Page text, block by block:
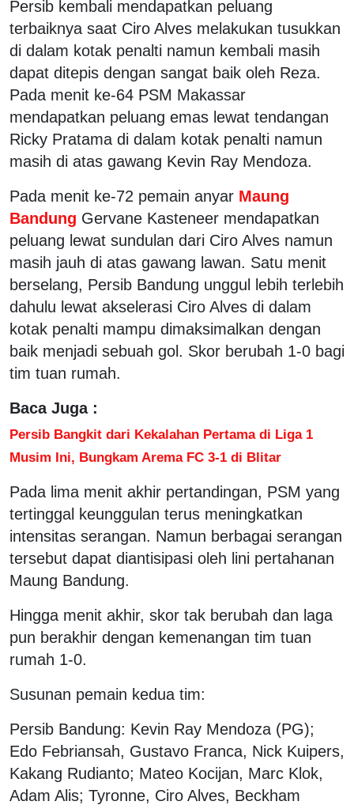
Persib kembali mendapatkan peluang
terbaiknya saat Ciro Alves melakukan tusukkan
di dalam kotak penalti namun kembali masih
dapat ditepis dengan sangat baik oleh Reza.
Pada menit ke-64 PSM Makassar
mendapatkan peluang emas lewat tendangan
Ricky Pratama di dalam kotak penalti namun
masih di atas gawang Kevin Ray Mendoza.
Pada menit ke-72 pemain anyar Maung
Bandung Gervane Kasteneer mendapatkan
peluang lewat sundulan dari Ciro Alves namun
masih jauh di atas gawang lawan. Satu menit
berselang, Persib Bandung unggul lebih terlebih
dahulu lewat akselerasi Ciro Alves di dalam
kotak penalti mampu dimaksimalkan dengan
baik menjadi sebuah gol. Skor berubah 1-0 bagi
tim tuan rumah.
Baca Juga :
Persib Bangkit dari Kekalahan Pertama di Liga 1
Musim Ini, Bungkam Arema FC 3-1 di Blitar
Pada lima menit akhir pertandingan, PSM yang
tertinggal keunggulan terus meningkatkan
intensitas serangan. Namun berbagai serangan
tersebut dapat diantisipasi oleh lini pertahanan
Maung Bandung.
Hingga menit akhir, skor tak berubah dan laga
pun berakhir dengan kemenangan tim tuan
rumah 1-0.
Susunan pemain kedua tim:
Persib Bandung: Kevin Ray Mendoza (PG);
Edo Febriansah, Gustavo Franca, Nick Kuipers,
Kakang Rudianto; Mateo Kocijan, Marc Klok,
Adam Alis; Tyronne, Ciro Alves, Beckham